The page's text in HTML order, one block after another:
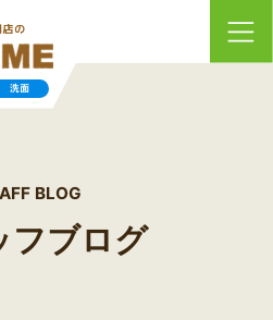
BLOG
フブログ